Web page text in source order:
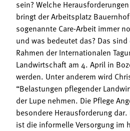
sein? Welche
bringt der Arbeitsplatz
sogenannte Care-Arbeit immer
und was bedeutet das? Das
Rahmen der Internationalen
Landwirtschaft am 4. April in
werden. Unter anderem wird
“Belastungen pflegender
der Lupe nehmen. Die Pflege
besondere Herausforderung
ist die informelle Versorgung im